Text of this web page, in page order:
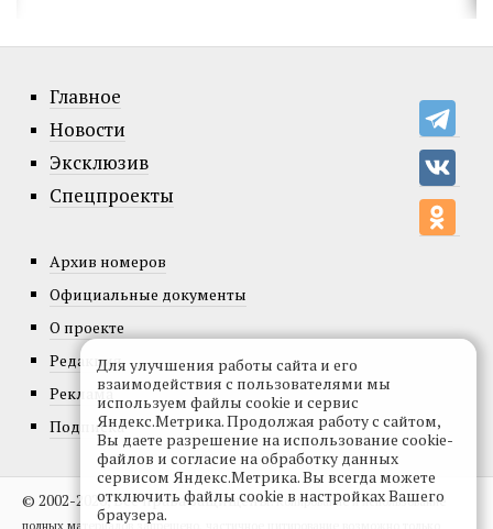
Главное
Новости
Эксклюзив
Спецпроекты
Архив номеров
Официальные документы
О проекте
Редакция
Реклама
Подписка
© 2002-2026, Все права защищены.Копирование и использование
полных материалов запрещено, частичное цитирование возможно только
Для улучшения работы сайта и его
взаимодействия с пользователями мы
используем файлы cookie и сервис
Яндекс.Метрика. Продолжая работу с сайтом,
Вы даете разрешение на использование cookie-
файлов и согласие на обработку данных
сервисом Яндекс.Метрика. Вы всегда можете
отключить файлы cookie в настройках Вашего
браузера.